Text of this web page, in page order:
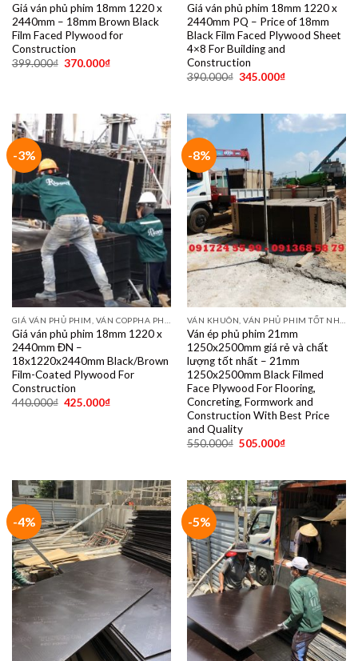
Giá ván phủ phim 18mm 1220 x
2440mm – 18mm Brown Black
Film Faced Plywood for
Construction
399.000₫ 370.000₫
Giá ván phủ phim 18mm 1220 x
2440mm PQ – Price of 18mm
Black Film Faced Plywood Sheet
4×8 For Building and
Construction
390.000₫ 345.000₫
-3%
Giá ván phủ phim 18mm 1220 x
2440mm ĐN –
18x1220x2440mm Black/Brown
Film-Coated Plywood For
Construction
440.000₫ 425.000₫
-8%
Ván ép phủ phim 21mm
1250x2500mm giá rẻ và chất
lượng tốt nhất – 21mm
1250x2500mm Black Filmed
Face Plywood For Flooring,
Concreting, Formwork and
Construction With Best Price
and Quality
550.000₫ 505.000₫
-4% -5%